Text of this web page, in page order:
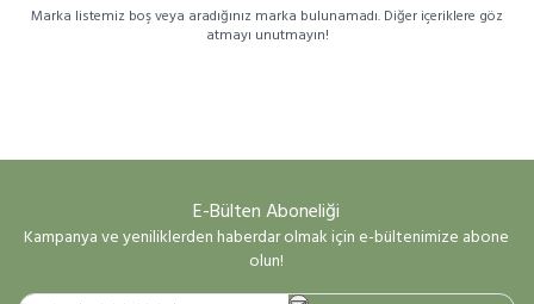
Marka listemiz boş veya aradığınız marka bulunamadı. Diğer içeriklere göz
atmayı unutmayın!
E-Bülten Aboneliği
Kampanya ve yeniliklerden haberdar olmak için e-bültenimize abone
olun!